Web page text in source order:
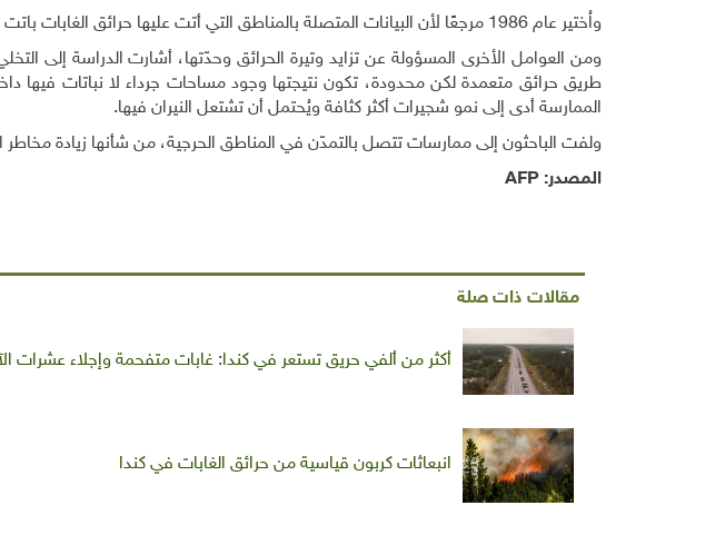
واُختير عام 1986 مرجعًا لأن البيانات المتصلة بالمناطق التي أتت عليها حرائق الغابات باتت تتمتّع اعتباراً من تلك السنة بموثوقية
ومن العوامل الأخرى المسؤولة عن تزايد وتيرة الحرائق وحدّتها، أشارت الدراسة إلى
طريق حرائق متعمدة لكن محدودة، تكون نتيجتها وجود مساحات جرداء لا نباتات فيها
الممارسة أدى إلى نمو شجيرات أكثر كثافة ويُحتمل أن تشتعل النيران فيها.
ولفت الباحثون إلى ممارسات تتصل بالتمدّن في المناطق الحرجية، من شأنها زيادة مخاطر
المصدر: AFP
مقالات ذات صلة
أكثر من ألفي حريق تستعر في كندا: غابات متفحمة وإجلاء عشرات
انبعاثات كربون قياسية من حرائق الغابات في كندا